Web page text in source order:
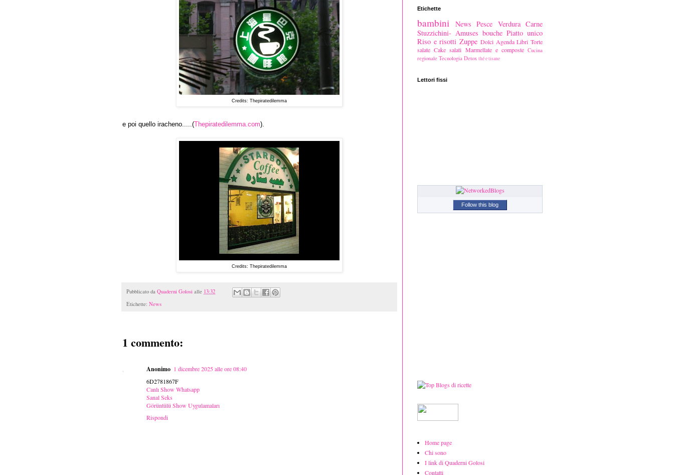
Credits: Thepiratedilemma
e poi quello iracheno.....(Thepiratedilemma.com).
Credits: Thepiratedilemma
Pubblicato da Quaderni Golosi alle 13:32
Etichette: News
1 commento:
Anonimo 1 dicembre 2025 alle ore 08:40
6D2781867F
Canlı Show Whatsapp
Sanal Seks
Görüntülü Show Uygulamaları
Rispondi
Etichette
bambini News Pesce Verdura Carne
Stuzzichini- Amuses bouche Piatto unico
Riso e risotti Zuppe Dolci Agenda Libri Torte
salate Cake salati Marmellate e composte Cucina
regionale Tecnologia Detox thé e tisane
Lettori fissi
Follow this blog
Home page
Chi sono
I link di Quaderni Golosi
Contatti